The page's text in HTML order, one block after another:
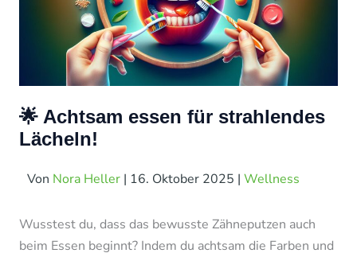
🌟 Achtsam essen für strahlendes
Lächeln!
Von Nora Heller | 16. Oktober 2025 | Wellness
Wusstest du, dass das bewusste Zähneputzen auch
beim Essen beginnt? Indem du achtsam die Farben und